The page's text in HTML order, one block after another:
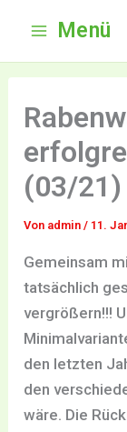
Inhalt
springen
Menü
(03/21)
Von admin/ 11.
Gemeinsam
tatsächlich
vergrößern!!!
den letzten
den
wäre. Die